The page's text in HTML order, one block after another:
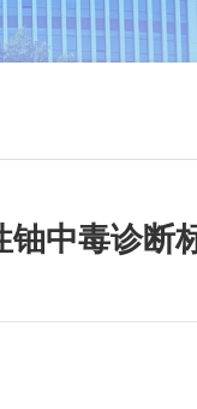
中毒诊断